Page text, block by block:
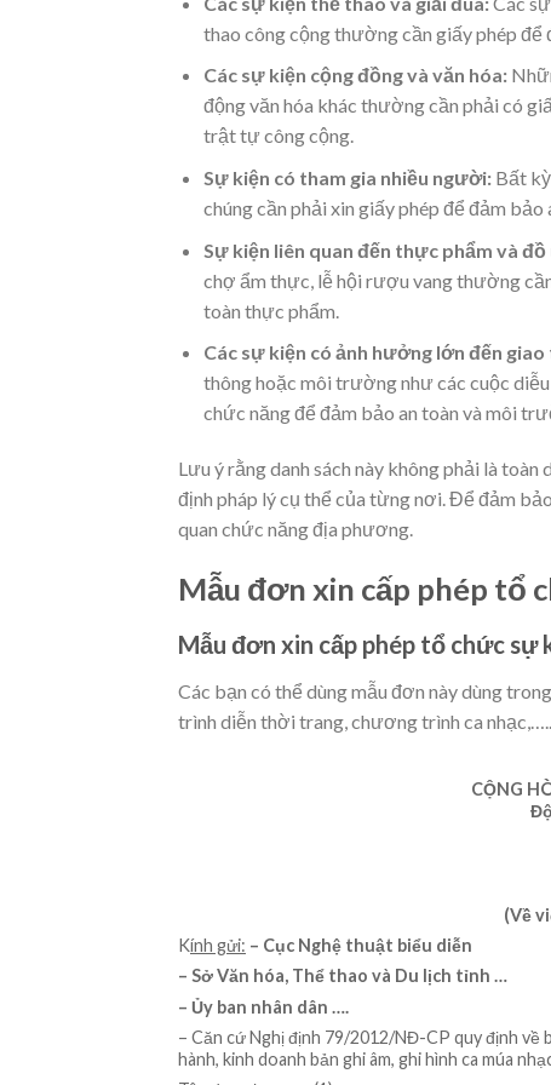
thao công cộng thường cần giấy phép để
Các sự kiện cộng đồng và văn hóa:
động văn hóa khác thường cần phải có
trật tự công cộng.
Sự kiện có tham gia nhiều người:Bất kỳ
chúng cần phải xin giấy phép để đảm
Sự kiện liên quan đến thực phẩm và đồ
chợ ẩm thực, lễ hội rượu vang thường
toàn thực phẩm.
Các sự kiện có ảnh hưởng lớn đến
thông hoặc môi trường như các cuộc
chức năng để đảm bảo an toàn và môi
Lưu ý rằng danh sách này không phải là
định pháp lý cụ thể của từng nơi. Để đảm
quan chức năng địa phương.
Mẫu đơn xin cấp phép tổ
Mẫu đơn xin cấp phép tổ chức sự
Các bạn có thể dùng mẫu đơn này dùng
trình diễn thời trang, chương trình ca nhạc,…..
CỘNG
(Về
Kính gửi: – Cục Nghệ thuật biểu diễn
– Sở Văn hóa, Thể thao và Du lịch tỉnh …
– Ủy ban nhân dân ….
– Căn cứ Nghị định 79/2012/NĐ-CP quy định
hành, kinh doanh bản ghi âm, ghi hình ca múa